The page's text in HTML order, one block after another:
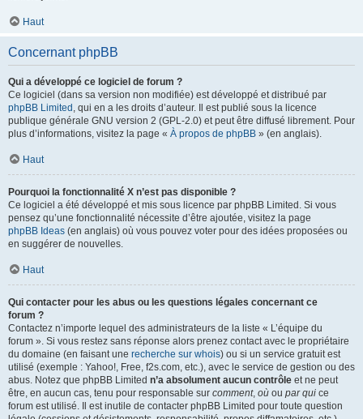
Haut
Concernant phpBB
Qui a développé ce logiciel de forum ?
Ce logiciel (dans sa version non modifiée) est développé et distribué par
phpBB Limited , qui en a les droits d’auteur. Il est publié sous la licence
publique générale GNU version 2 (GPL-2.0) et peut être diffusé librement. Pour
plus d’informations, visitez la page « À propos de phpBB » (en anglais).
Haut
Pourquoi la fonctionnalité X n’est pas disponible ?
Ce logiciel a été développé et mis sous licence par phpBB Limited. Si vous
pensez qu’une fonctionnalité nécessite d’être ajoutée, visitez la page
phpBB Ideas (en anglais) où vous pouvez voter pour des idées proposées ou
en suggérer de nouvelles.
Haut
Qui contacter pour les abus ou les questions légales concernant ce
forum ?
Contactez n’importe lequel des administrateurs de la liste « L’équipe du
forum ». Si vous restez sans réponse alors prenez contact avec le propriétaire
du domaine (en faisant une recherche sur whois) ou si un service gratuit est
utilisé (exemple : Yahoo!, Free, f2s.com, etc.), avec le service de gestion ou des
abus. Notez que phpBB Limited n’a absolument aucun contrôle et ne peut
être, en aucun cas, tenu pour responsable sur comment, où ou par qui ce
forum est utilisé. Il est inutile de contacter phpBB Limited pour toute question